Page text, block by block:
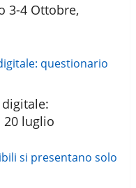
3-4 Ottobre,
luglio